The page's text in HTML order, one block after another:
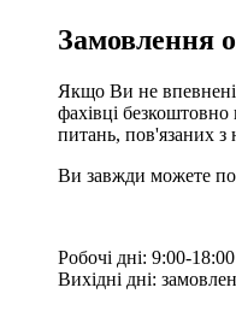
Замовлення
Якщо Ви не впевнені
фахівці
питань, пов'язаних
Ви завжди можете
Робочі дні: 9:00-18:00
Вихідні дні: